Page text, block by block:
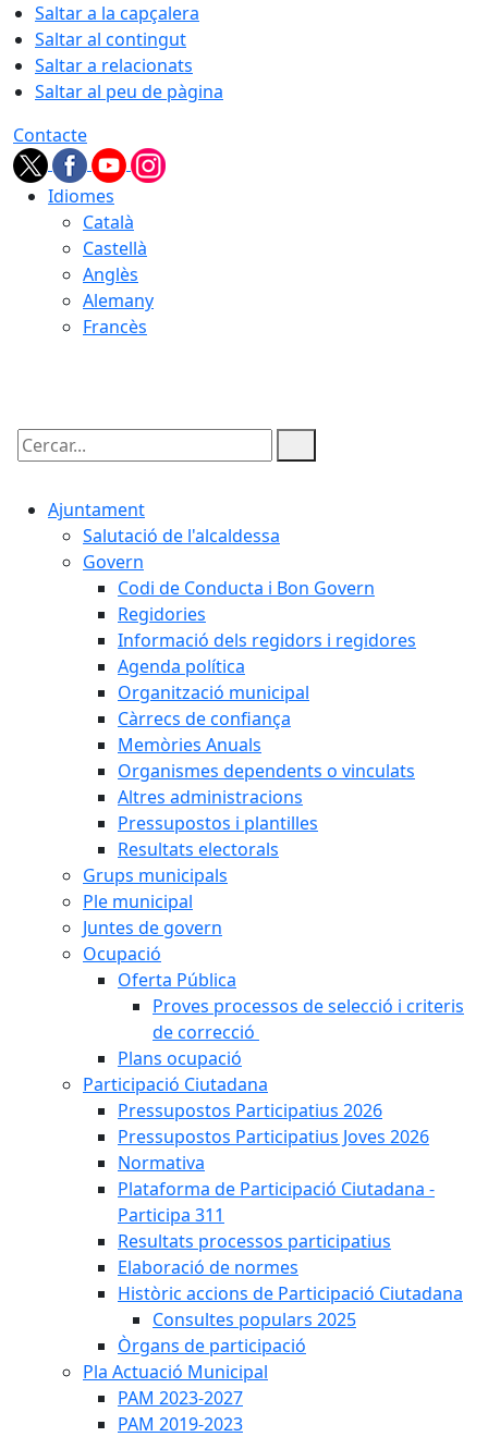
Saltar a la capçalera
Saltar al contingut
Saltar a relacionats
Saltar al peu de pàgina
Contacte
Idiomes
Català
Castellà
Anglès
Alemany
Francès
Cercar:
Ajuntament
Salutació de l'alcaldessa
Govern
Codi de Conducta i Bon Govern
Regidories
Informació dels regidors i regidores
Agenda política
Organització municipal
Càrrecs de confiança
Memòries Anuals
Organismes dependents o vinculats
Altres administracions
Pressupostos i plantilles
Resultats electorals
Grups municipals
Ple municipal
Juntes de govern
Ocupació
Oferta Pública
Proves processos de selecció i criteris
de correcció
Plans ocupació
Participació Ciutadana
Pressupostos Participatius 2026
Pressupostos Participatius Joves 2026
Normativa
Plataforma de Participació Ciutadana -
Participa 311
Resultats processos participatius
Elaboració de normes
Històric accions de Participació Ciutadana
Consultes populars 2025
Òrgans de participació
Pla Actuació Municipal
PAM 2023-2027
PAM 2019-2023